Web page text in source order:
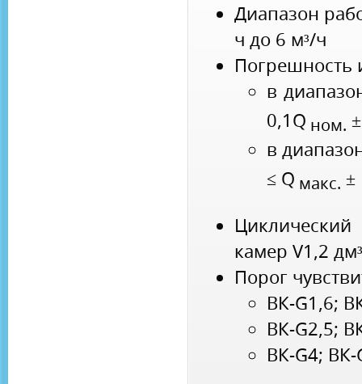
Диапазон
ч до 6 м³/ч
Погрешность
в
0,1Q ном.
в
≤ Q макс. ±
камер V1,2 дм³
Порог
ВК-G1,6;
ВК-G2,5;
ВК-G4;